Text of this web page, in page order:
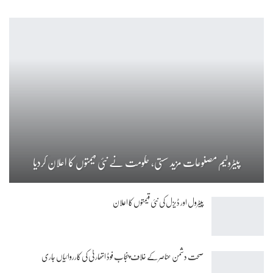
پیٹرولیم مصنوعات مزید سستی، حکومت نے نئی قیمتوں کا اعلان کردیا
پیٹرول اور ڈیزل کی نئی قیمتوں کا اعلان
صحت دشمن عناصر کے خلاف پنجاب فوڈ اتھارٹی کی کارروائیاں جاری